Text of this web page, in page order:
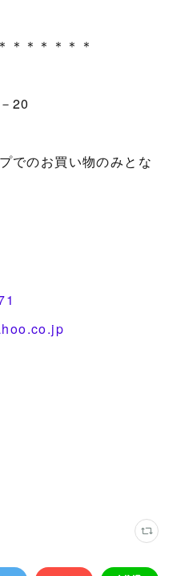
＊＊＊＊＊＊
20
でのお買い物のみとな